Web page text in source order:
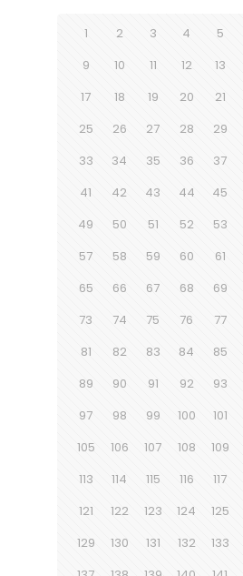
1 2 3 4 5
9
10 11 12 13
17
18 19 20 21
25
26 27 28 29
33
34 35 36 37
41
42 43 44 45
49
50 51 52 53
57
58 59 60 61
65
66 67 68 69
73
74 75 76 77
81
82 83 84 85
89
90 91 92 93
97
98 99 100 101
105
106 107 108 109
113
114 115 116 117
121
122 123 124 125
129
130 131 132 133